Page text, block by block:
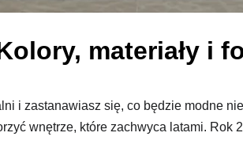
materiały i
i zastanawiasz się, co będzie modne
wnętrze, które zachwyca latami.